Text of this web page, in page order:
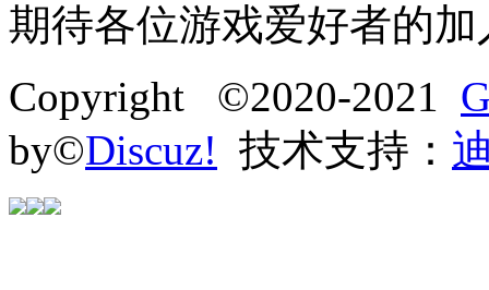
期待各位游戏爱好者的加
Copyright ©2020-2021
by©Discuz! 技术支持：